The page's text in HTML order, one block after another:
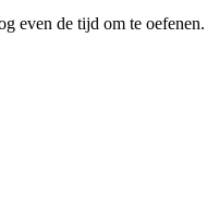
even de tijd om te oefenen.